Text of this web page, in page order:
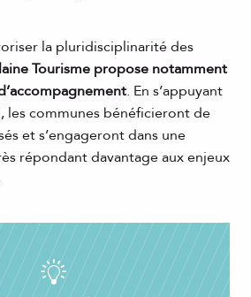
la pluridisciplinarité des
Tourisme propose notamment
. En s’appuyant
les communes bénéficieront de
et s’engageront dans une
répondant davantage aux enjeux